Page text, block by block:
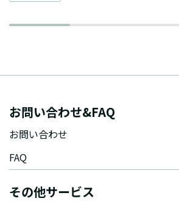
お問い合わせ&FAQ
お問い合わせ
FAQ
その他サービス